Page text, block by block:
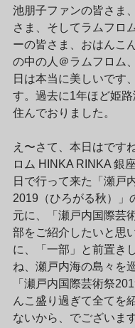
池朋子ファンの皆さま
さま、そしてラムフロ
ーの皆さま、おはんこ
の中の人＠ラムフロム
日は本当に美しいです
す。過去に1年ほど姫
住んでおりました。
え〜さて、本日はです
ロム HINKA RINKA 銀
日で行って来た「瀬戸
2019（ひろがる秋）」
元に、「瀬戸内国際芸
部をご紹介したいと思
に、「一部」と前置き
ね、瀬戸内海の島々を
「瀬戸内国際芸術祭
んこ盛り過ぎて全てを
ないから、でございま